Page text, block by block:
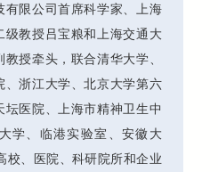
有限公司首席科学家、上海
级教授吕宝粮和上海交通大
授牵头，联合清华大学、
、浙江大学、北京大学第六
坛医院、上海市精神卫生中
学、临港实验室、安徽大
校、医院、科研院所和企业